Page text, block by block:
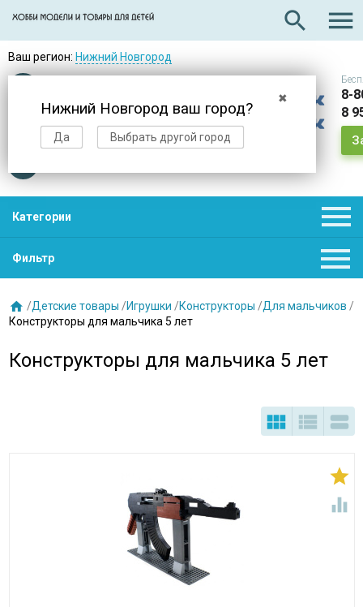
search 
Ваш регион: Нижний Новгород
✖
Нижний Новгород ваш город?
Да Выбрать другой город
Доставкав день заказа
8-
8
Категории 
Фильтр 
 /Детские товары /Игрушки /Конструкторы /Для мальчиков /
Конструкторы для мальчика 5 лет
Конструкторы для мальчика 5 лет
  

